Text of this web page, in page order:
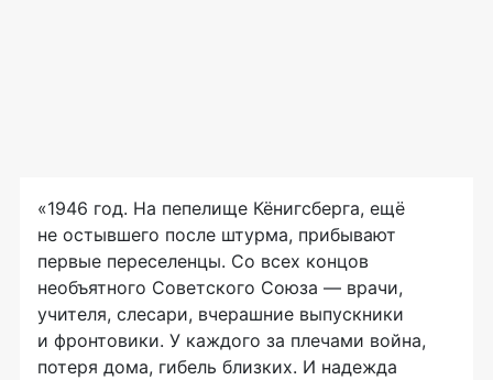
«1946 год. На пепелище Кёнигсберга, ещё
не остывшего после штурма, прибывают
первые переселенцы. Со всех концов
необъятного Советского Союза — врачи,
учителя, слесари, вчерашние выпускники
и фронтовики. У каждого за плечами война,
потеря дома, гибель близких. И надежда